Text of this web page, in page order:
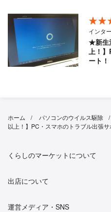
インタ
★新生
上！】
ート！
ホーム パソコンのウイルス駆除
以上！】PC・スマホのトラブル出張サ
くらしのマーケットについて
出店について
運営メディア・SNS